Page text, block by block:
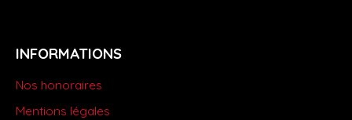
INFORMATIONS
Nos honoraires
Mentions légales